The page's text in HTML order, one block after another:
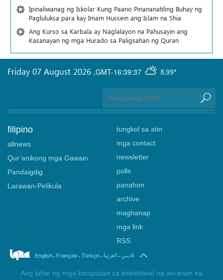
Ipinaliwanag ng Iskolar Kung Paano Pinananatiling Buhay ng
Pagluluksa para kay Imam Hussein ang Islam na Shia
Ang Kurso sa Karbala ay Naglalayon na Pahusayin ang
Kasanayan ng mga Hurado sa Paligsahan ng Quran
GMT-16:39:37 8.99°
Friday 07 August 2026 ,
filipino
allnews
Qur’anikong mga Gawain
Pandaigdig
Larawan-Pelikula
tungkol sa atin
mga contact
newsletter
polls
panahon
archive
maghanap
mga link
RSS
English. Français . Türkçe. العربیة.فارسی
Ang lahat ng mga karapatan sa intelektwal na ari-arian na